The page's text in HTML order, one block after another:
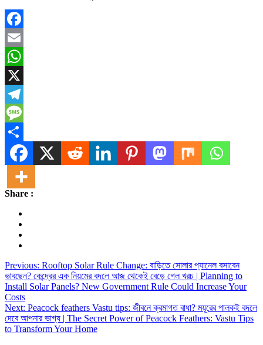
Facebook
Email
WhatsApp
X
Telegram
Message
Share
Share :
Post
navigation
Previous: Rooftop Solar Rule Change: বাড়িতে সোলার প্যানেল বসাবেন
ভাবছেন? কেন্দ্রের এক নিয়মের বদলে আজ থেকেই বেড়ে গেল খরচ | Planning to
Install Solar Panels? New Government Rule Could Increase Your
Costs
Next: Peacock feathers Vastu tips: জীবনে ক্রমাগত বাধা? ময়ূরের পালকই বদলে
দেবে আপনার ভাগ্য | The Secret Power of Peacock Feathers: Vastu Tips
to Transform Your Home